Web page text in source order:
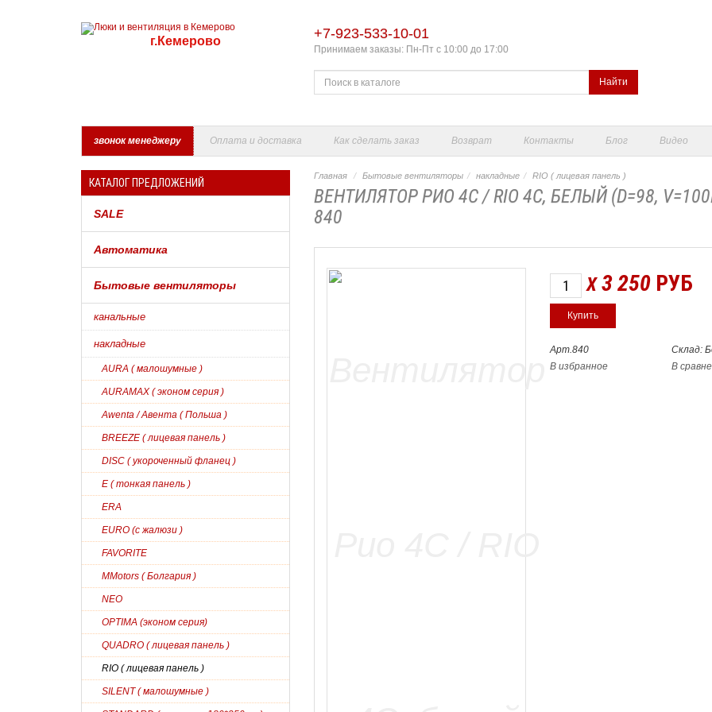
г.Кемерово +7-923-533-10-01
Принимаем заказы: Пн-Пт с 10:00 до 17:00
Найти
звонок менеджеру Оплата и доставка Как сделать заказ Возврат Контакты Блог Видео
КАТАЛОГ ПРЕДЛОЖЕНИЙ
SALE
Автоматика
Бытовые вентиляторы
канальные
накладные
AURA ( малошумные )
AURAMAX ( эконом серия )
Awenta / Авента ( Польша )
BREEZE ( лицевая панель )
DISC ( укороченный фланец )
E ( тонкая панель )
ERA
EURO (с жалюзи )
FAVORITE
MMotors ( Болгария )
NEO
OPTIMA (эконом серия)
QUADRO ( лицевая панель )
RIO ( лицевая панель )
SILENT ( малошумные )
Главная Бытовые вентиляторы накладные RIO ( лицевая панель )
ВЕНТИЛЯТОР РИО 4C / RIO 4C, БЕЛЫЙ (D=98,
840
X 3 250 РУБ
Арт.840
Склад:
В избранное
В